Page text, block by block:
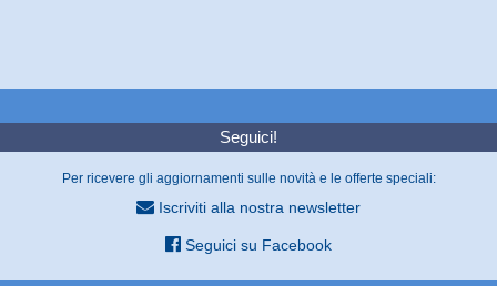
Seguici!
Per ricevere gli aggiornamenti sulle novità e le offerte speciali:
Iscriviti alla nostra newsletter
Seguici su Facebook